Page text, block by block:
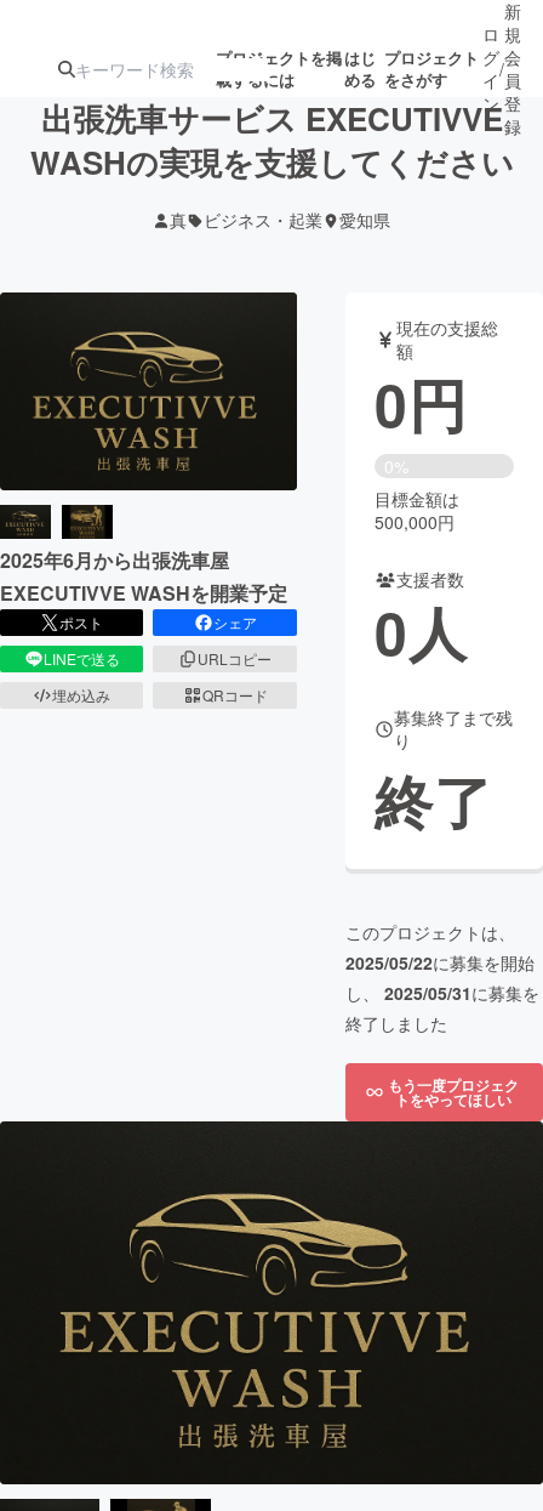
プロジェクトを掲
載するには
はじ
める
プロジェクト
をさがす
注目の新着プロ
ジェクト
募集終了が近いプ
ロジェクト
音楽
テクノロジー・ガジェット ゲーム・サ
映像・映画 書籍・雑誌
チャレンジ
まちづくり・地域活性化
CAMPFIRE for Social Good
CAMPFIRE Creation
CAMPFIREふるさと納税
ロ
グ
イ
ン
/
新
規
会
員
登
録
出張洗車サービス EXECUTIVVE
WASHの実現を支援してください
真 ビジネス・起業 愛知県
2025年6月から出張洗車屋
EXECUTIVVE WASHを開業予定
ポスト
シェア
LINEで送る
URLコピー
埋め込み
QRコード
現在の支援総
額
0円
0%
目標金額は
500,000円
支援者数
0人
募集終了まで残
り
終了
このプロジェクトは、
2025/05/22に募集を開始
し、 2025/05/31に募集を
終了しました
もう一度プロジェク
トをやってほしい